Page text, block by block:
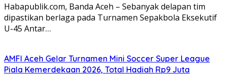
Habapublik.com, Banda Aceh – Sebanyak delapan tim
dipastikan berlaga pada Turnamen Sepakbola Eksekutif
U-45 Antar…
AMFI Aceh Gelar Turnamen Mini Soccer Super League
Piala Kemerdekaan 2026, Total Hadiah Rp9 Juta